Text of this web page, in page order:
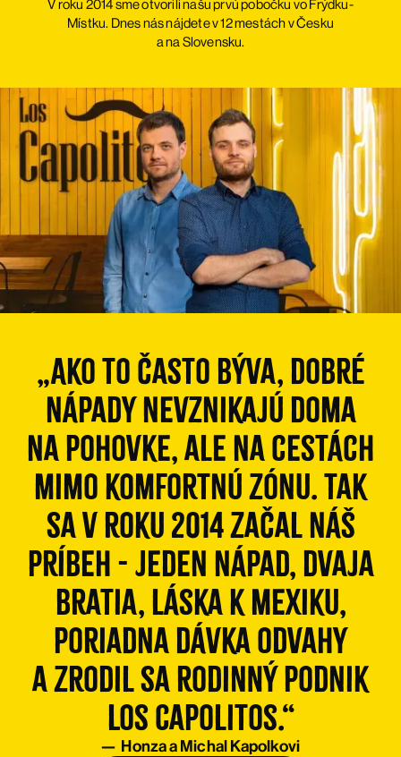
V roku 2014 sme otvorili našu prvú pobočku vo Frýdku-
Místku. Dnes nás nájdete v 12 mestách v Česku
a na Slovensku.
„Ako to často býva, dobré
nápady nevznikajú doma
na pohovke, ale na cestách
mimo komfortnú zónu. Tak
sa v roku 2014 začal náš
príbeh - jeden nápad, dvaja
bratia, láska k Mexiku,
poriadna dávka odvahy
a zrodil sa rodinný podnik
Los Capolitos.“
— Honza a Michal Kapolkovi